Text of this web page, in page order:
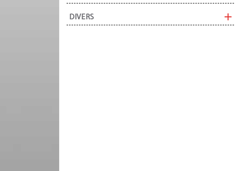
DIVERS